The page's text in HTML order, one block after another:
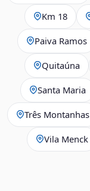
Km 18
Paiva Ramos
Quitaúna
Santa Maria
Três Montanhas
Vila Menck